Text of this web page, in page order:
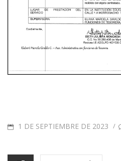
1 DE SEPTIEMBRE DE 2023 /